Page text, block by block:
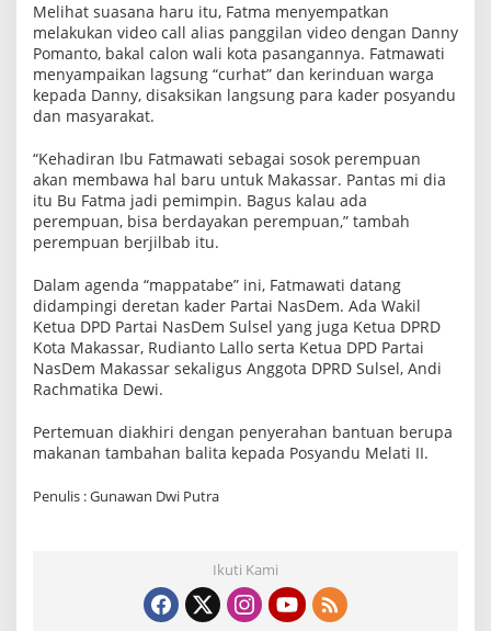
Melihat suasana haru itu, Fatma menyempatkan
melakukan video call alias panggilan video dengan Danny
Pomanto, bakal calon wali kota pasangannya. Fatmawati
menyampaikan lagsung “curhat” dan kerinduan warga
kepada Danny, disaksikan langsung para kader posyandu
dan masyarakat.
“Kehadiran Ibu Fatmawati sebagai sosok perempuan
akan membawa hal baru untuk Makassar. Pantas mi dia
itu Bu Fatma jadi pemimpin. Bagus kalau ada
perempuan, bisa berdayakan perempuan,” tambah
perempuan berjilbab itu.
Dalam agenda “mappatabe” ini, Fatmawati datang
didampingi deretan kader Partai NasDem. Ada Wakil
Ketua DPD Partai NasDem Sulsel yang juga Ketua DPRD
Kota Makassar, Rudianto Lallo serta Ketua DPD Partai
NasDem Makassar sekaligus Anggota DPRD Sulsel, Andi
Rachmatika Dewi.
Pertemuan diakhiri dengan penyerahan bantuan berupa
makanan tambahan balita kepada Posyandu Melati II.
Penulis : Gunawan Dwi Putra
Ikuti Kami